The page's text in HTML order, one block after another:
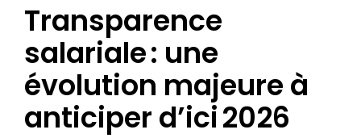
Transparence
salariale : une
évolution majeure à
anticiper d’ici 2026